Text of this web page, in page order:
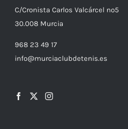
C/Cronista Carlos Valcárcel nº5
30.008 Murcia
968 23 49 17
info@murciaclubdetenis.es